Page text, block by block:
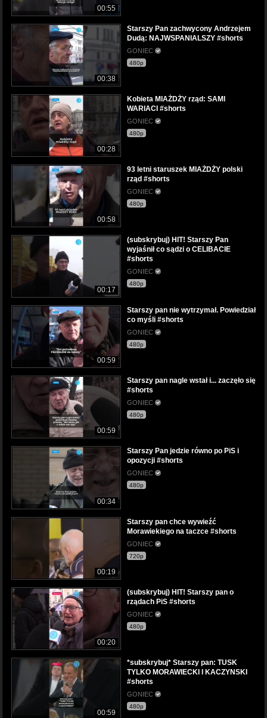
00:55
00:38
Starszy Pan zachwycony Andrzejem
Dudą: NAJWSPANIALSZY #shorts
GONIEC
480p
00:28
Kobieta MIAŻDŻY rząd: SAMI
WARIACI #shorts
GONIEC
480p
00:58
93 letni staruszek MIAŻDŻY polski
rząd #shorts
GONIEC
480p
00:17
(subskrybuj) HIT! Starszy Pan
wyjaśnił co sądzi o CELIBACIE
#shorts
GONIEC
480p
00:59
Starszy pan nie wytrzymał. Powiedział
co myśli #shorts
GONIEC
480p
00:59
Starszy pan nagle wstał i... zaczęło się
#shorts
GONIEC
480p
00:34
Starszy Pan jedzie równo po PiS i
opozycji #shorts
GONIEC
480p
00:19
Starszy pan chce wywieźć
Morawiekiego na taczce #shorts
GONIEC
720p
00:20
(subskrybuj) HIT! Starszy pan o
rządach PiS #shorts
GONIEC
480p
00:59
*subskrybuj* Starszy pan: TUSK
TYLKO MORAWIECKI I KACZYNSKI
#shorts
GONIEC
480p